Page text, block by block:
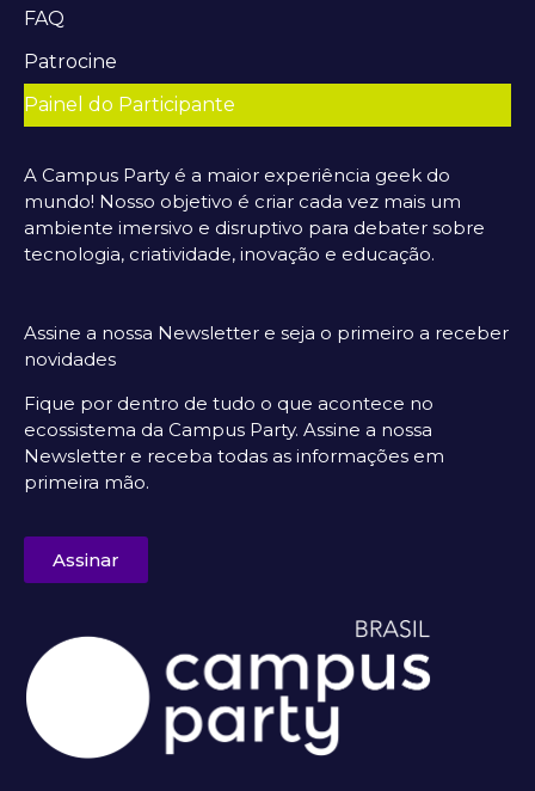
FAQ
Patrocine
Painel do Participante
A Campus Party é a maior experiência geek do
mundo! Nosso objetivo é criar cada vez mais um
ambiente imersivo e disruptivo para debater sobre
tecnologia, criatividade, inovação e educação.
Assine a nossa Newsletter e seja o primeiro a receber
novidades
Fique por dentro de tudo o que acontece no
ecossistema da Campus Party. Assine a nossa
Newsletter e receba todas as informações em
primeira mão.
Assinar